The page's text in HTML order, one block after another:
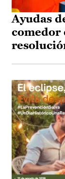
Ayudas
comedor